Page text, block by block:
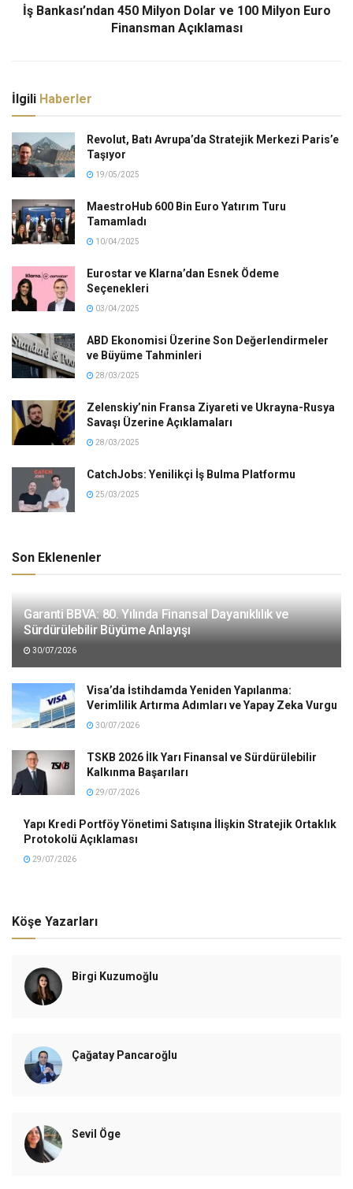
İş Bankası’ndan 450 Milyon Dolar ve 100 Milyon Euro
Finansman Açıklaması
İlgili Haberler
Revolut, Batı Avrupa’da Stratejik Merkezi Paris’e
Taşıyor
19/05/2025
MaestroHub 600 Bin Euro Yatırım Turu
Tamamladı
10/04/2025
Eurostar ve Klarna’dan Esnek Ödeme
Seçenekleri
03/04/2025
ABD Ekonomisi Üzerine Son Değerlendirmeler
ve Büyüme Tahminleri
28/03/2025
Zelenskiy’nin Fransa Ziyareti ve Ukrayna-Rusya
Savaşı Üzerine Açıklamaları
28/03/2025
CatchJobs: Yenilikçi İş Bulma Platformu
25/03/2025
Son Eklenenler
Garanti BBVA: 80. Yılında Finansal Dayanıklılık ve
Sürdürülebilir Büyüme Anlayışı
30/07/2026
Visa’da İstihdamda Yeniden Yapılanma:
Verimlilik Artırma Adımları ve Yapay Zeka Vurgu
30/07/2026
TSKB 2026 İlk Yarı Finansal ve Sürdürülebilir
Kalkınma Başarıları
29/07/2026
Yapı Kredi Portföy Yönetimi Satışına İlişkin Stratejik Ortaklık
Protokolü Açıklaması
29/07/2026
Köşe Yazarları
Birgi Kuzumoğlu
Çağatay Pancaroğlu
Sevil Öge